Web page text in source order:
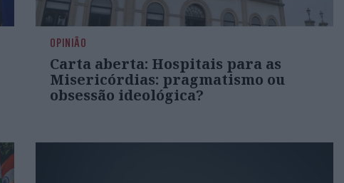
OPINIÃO
Carta aberta: Hospitais para as
Misericórdias: pragmatismo ou
obsessão ideológica?